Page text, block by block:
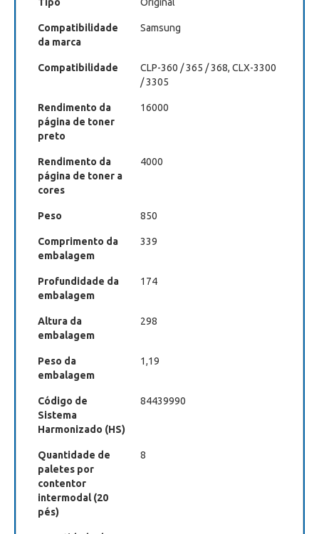
Compatibilidade
da marca
Samsung
Compatibilidade
CLP-360 / 365 / 368, CLX-3300
/ 3305
Rendimento da
página de toner
preto
16000
Rendimento da
página de toner a
cores
4000
Peso 850
Comprimento da
embalagem
339
Profundidade da
embalagem
174
Altura da
embalagem
298
Peso da
embalagem
1,19
Código de
Sistema
Harmonizado (HS)
84439990
Quantidade de
paletes por
contentor
intermodal (20
pés)
8